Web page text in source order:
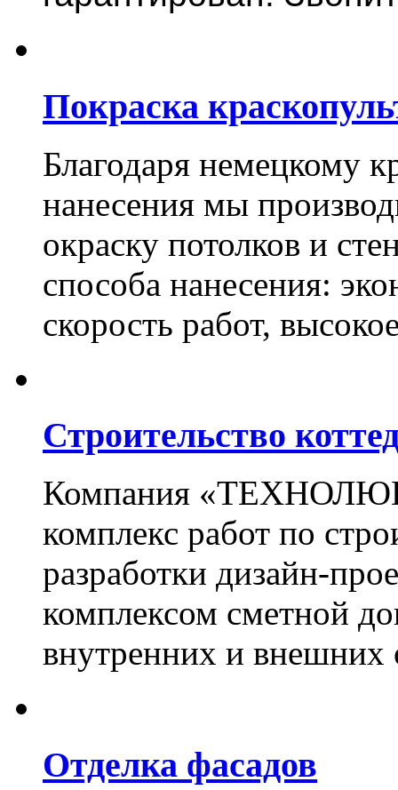
Покраска
Благодаря немецкому
нанесения мы
окраску потолков и
способа нанесения:
скорость работ,
Строительство
Компания
комплекс работ по
разработки дизайн-
комплексом сметной
внутренних и внешних
Отделка фасадов